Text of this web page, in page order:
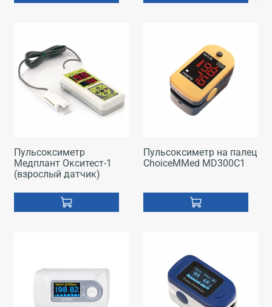
Пульсоксиметр
Медплант Окситест-1
(взрослый датчик)
Пульсоксиметр на палец
ChoiceMMed MD300C1